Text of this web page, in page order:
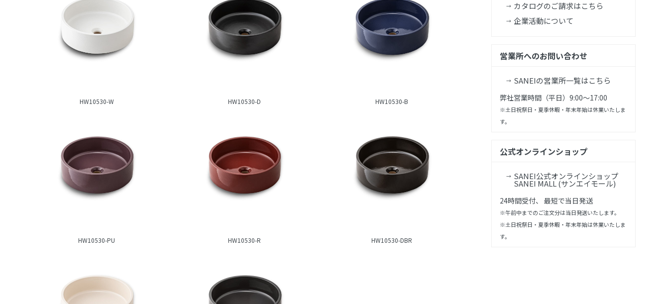
HW10530-W HW10530-D HW10530-B
HW10530-PU HW10530-R HW10530-DBR
カタログのご請求はこちら
企業活動について
営業所へのお問い合わせ
SANEIの営業所一覧はこちら
弊社営業時間（平日）9:00～17:00
※土日祝祭日・夏季休暇・年末年始は休業いたしま
す。
公式オンラインショップ
SANEI公式オンラインショップ
SANEI MALL (サンエイモール)
24時間受付、 最短で当日発送
※午前中までのご注文分は当日発送いたします。
※土日祝祭日・夏季休暇・年末年始は休業いたしま
す。